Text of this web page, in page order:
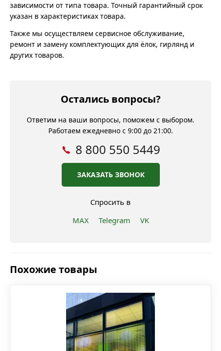
зависимости от типа товара. Точный гарантийный срок
указан в характеристиках товара.
Также мы осуществляем сервисное обслуживание,
ремонт и замену комплектующих для ёлок, гирлянд и
других товаров.
Остались вопросы?
Ответим на ваши вопросы, поможем с выбором.
Работаем ежедневно с 9:00 до 21:00.
8 800 550 5449
ЗАКАЗАТЬ ЗВОНОК
Спросить в
MAX
Telegram VK
Похожие товары